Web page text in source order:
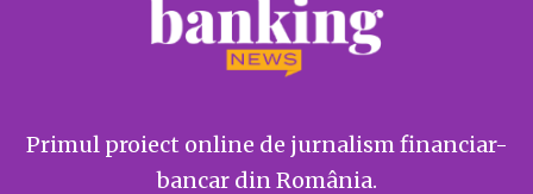
Primul proiect online de jurnalism financiar-
bancar din România.